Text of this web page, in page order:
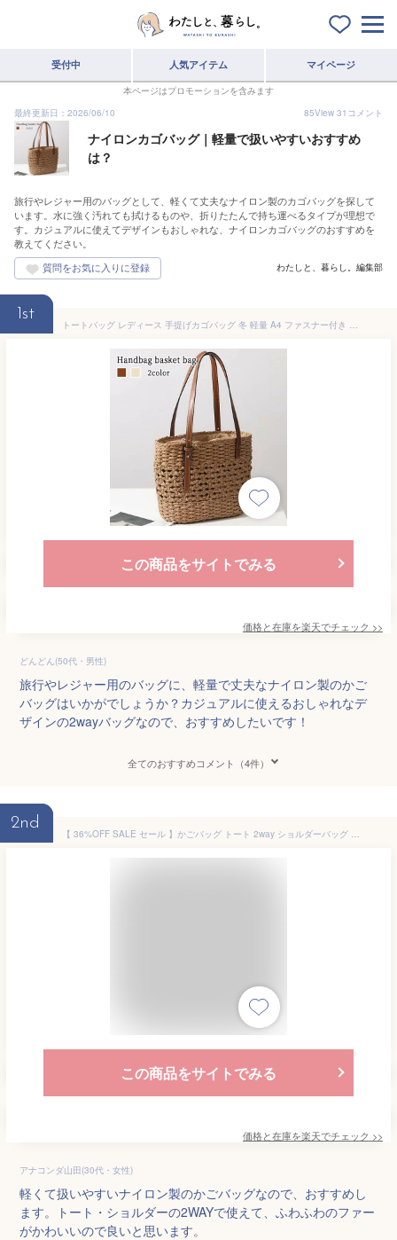
受付中 人気アイテム マイページ
本ページはプロモーションを含みます
最終更新日：2026/06/10
85View 31 コメント
ナイロンカゴバッグ｜軽量で扱いやすいおすすめ
は？
旅行やレジャー用のバッグとして、軽くて丈夫なナイロン製のカゴバッグを探して
います。水に強く汚れても拭けるものや、折りたたんで持ち運べるタイプが理想で
す。カジュアルに使えてデザインもおしゃれな、ナイロンカゴバッグのおすすめを
教えてください。
わたしと、暮らし。編集部
1st
トートバッグ レディース 手提げカゴバッグ 冬 軽量 A4 ファスナー付き ミニトート ナイロン 秋 布 通勤 夏 レザー キャンバス かばん おしゃれ 春 小さめ 肩掛け ブランド 大きめ 2WAY ショルダーバッグ バッグ 人気 縦型 ファスナー 軽い ビジネス ゴルフ
この商品をサイトでみる
価格と在庫を楽天でチェック >>
どんどん(50代・男性)
旅行やレジャー用のバッグに、軽量で丈夫なナイロン製のかご
バッグはいかがでしょうか？カジュアルに使えるおしゃれなデ
ザインの2wayバッグなので、おすすめしたいです！
全てのおすすめコメント（4件）
2nd
【 36%OFF SALE セール 】かごバッグ トート 2way ショルダーバッグ カゴバッグ レディース 軽量 かごトートバッグ 大容量 トートバック かごバック ナイロン 収納 チュール 実用的 inb-90085z
この商品をサイトでみる
価格と在庫を楽天でチェック >>
アナコンダ山田(30代・女性)
軽くて扱いやすいナイロン製のかごバッグなので、おすすめし
ます。トート・ショルダーの2WAYで使えて、ふわふわのファー
がかわいいので良いと思います。